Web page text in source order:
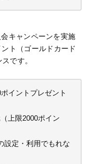
キャンペーンを実施
ト（ゴールドカード
です。
イントプレゼント
上限2000ポイン
設定・利用でもれな